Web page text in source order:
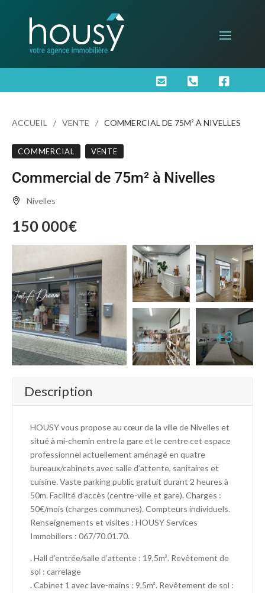
  
ACCUEIL VENTE COMMERCIAL DE 75M² À NIVELLES
COMMERCIAL VENTE
Commercial de 75m² à Nivelles
Nivelles
150 000€
+3
Description
HOUSY vous propose au cœur de la ville de Nivelles et
situé à mi-chemin entre la gare et le centre cet espace
professionnel actuellement aménagé en quatre
bureaux/cabinets avec salle d’attente, sanitaires et
cuisine. Vaste parking public gratuit durant 2 heures à
50m. Facilité d’accès (centre-ville et gare). Charges :
50€/mois (charges communes). Compteurs individuels.
Renseignements et visites : HOUSY Services
Immobiliers : 067/70.01.70.
. Hall d’entrée/salle d’attente : 19,5m². Revêtement de
sol : carrelage
. Cabinet 1 avec lave-mains : 9,5m². Revêtement de sol :